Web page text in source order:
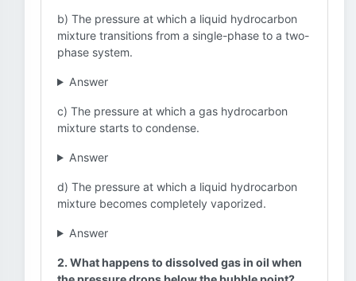
b) The pressure at which a liquid hydrocarbon
mixture transitions from a single-phase to a two-
phase system.
Answer
c) The pressure at which a gas hydrocarbon
mixture starts to condense.
Answer
d) The pressure at which a liquid hydrocarbon
mixture becomes completely vaporized.
Answer
2. What happens to dissolved gas in oil when